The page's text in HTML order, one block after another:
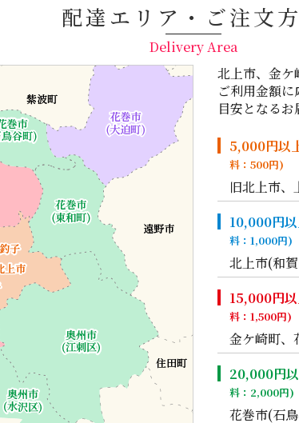
配達エリア・ご注文
Delivery Area
北上市、金ケ
ご利用金額に
目安となるお
5,000円以
料：500円)
旧北上市、
10,000円
料：1,000円)
北上市(和
15,000円
料：1,500円)
金ケ崎町、
20,000円
料：2,000円)
花巻市(石